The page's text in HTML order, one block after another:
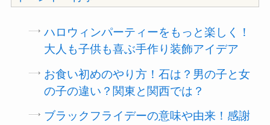
ハロウィンパーティーをもっと楽しく！
大人も子供も喜ぶ手作り装飾アイデア
お食い初めのやり方！石は？男の子と女
の子の違い？関東と関西では？
ブラックフライデーの意味や由来！感謝